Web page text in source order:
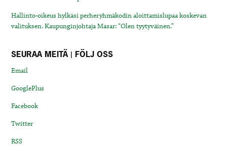
Hallinto-oikeus hylkäsi perheryhmäkodin aloittamislupaa koskevan
valituksen. Kaupunginjohtaja Masar: “Olen tyytyväinen.”
SEURAA MEITÄ | FÖLJ OSS
Email
GooglePlus
Facebook
Twitter
RSS